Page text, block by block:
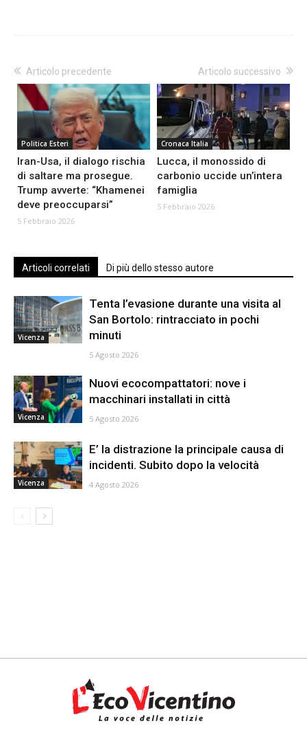
Articolo precedente
Politica Esteri
Iran-Usa, il dialogo rischia
di saltare ma prosegue.
Trump avverte: “Khamenei
deve preoccuparsi”
5 Febbraio 2026
Articolo successivo
Cronaca Italia
Lucca, il monossido di
carbonio uccide un’intera
famiglia
5 Febbraio 2026
Articoli correlati Di più dello stesso autore
Vicenza
Tenta l’evasione durante una visita al
San Bortolo: rintracciato in pochi
minuti
5 Agosto 2026
Vicenza
Nuovi ecocompattatori: nove i
macchinari installati in città
5 Agosto 2026
Vicenza
E’ la distrazione la principale causa di
incidenti. Subito dopo la velocità
4 Agosto 2026